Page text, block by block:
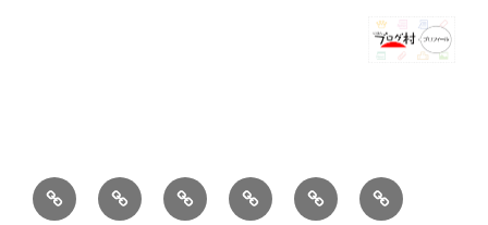
ホ
ー
ブ
ロ
薪
ス
シ
ョ
お
問
バ
ー